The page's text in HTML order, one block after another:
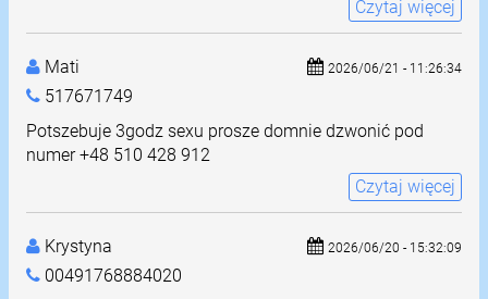
Czytaj więcej
Mati
517671749
2026/06/21 - 11:26:34
Potszebuje 3godz sexu prosze domnie dzwonić pod
numer +48 510 428 912
Czytaj więcej
Krystyna
00491768884020
2026/06/20 - 15:32:09